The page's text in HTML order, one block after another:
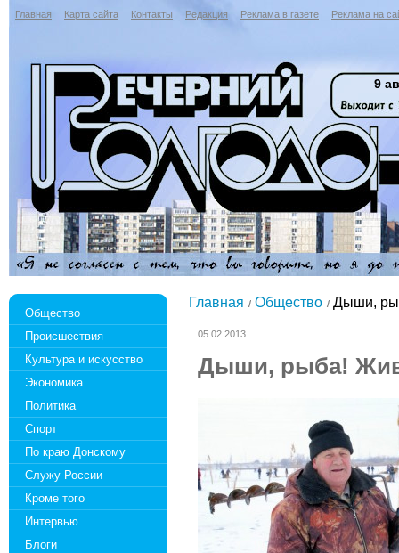
Главная Карта сайта Контакты Редакция Реклама в газете Реклама на
9
Общество
Происшествия
Культура и искусство
Экономика
Политика
Спорт
По краю Донскому
Служу России
Кроме того
Интервью
Блоги
Главная Общество Дыши,
05.02.2013
Дыши, рыба!